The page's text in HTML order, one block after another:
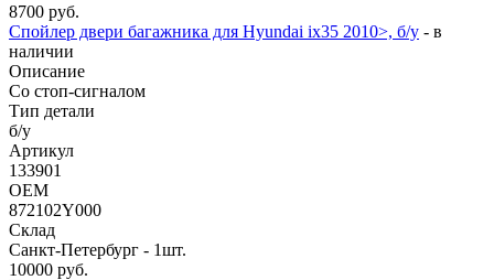
8700 руб.
Спойлер двери багажника для Hyundai ix35 2010>, б/у - в
наличии
Описание
Со стоп-сигналом
Тип детали
б/у
Артикул
133901
OEM
872102Y000
Склад
Санкт-Петербург - 1шт.
10000 руб.